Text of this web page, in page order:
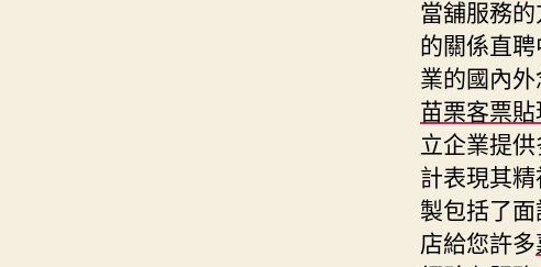
當舖服務
的關係直
業的國內
苗栗客票貼
立企業提
計表現其
製包括了
店給您許多